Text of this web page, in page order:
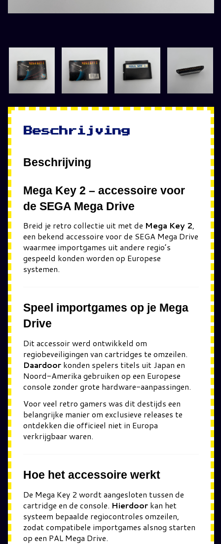
Beschrijving
Beschrijving
Mega Key 2 – accessoire voor
de SEGA Mega Drive
Breid je retro collectie uit met de Mega Key 2,
een bekend accessoire voor de SEGA Mega Drive
waarmee importgames uit andere regio’s
gespeeld konden worden op Europese
systemen.
Speel importgames op je Mega
Drive
Dit accessoir werd ontwikkeld om
regiobeveiligingen van cartridges te omzeilen.
Daardoor konden spelers titels uit Japan en
Noord-Amerika gebruiken op een Europese
console zonder grote hardware-aanpassingen.
Voor veel retro gamers was dit destijds een
belangrijke manier om exclusieve releases te
ontdekken die officieel niet in Europa
verkrijgbaar waren.
Hoe het accessoire werkt
De Mega Key 2 wordt aangesloten tussen de
cartridge en de console. Hierdoor kan het
systeem bepaalde regiocontroles omzeilen,
zodat compatibele importgames alsnog starten
op een PAL Mega Drive.